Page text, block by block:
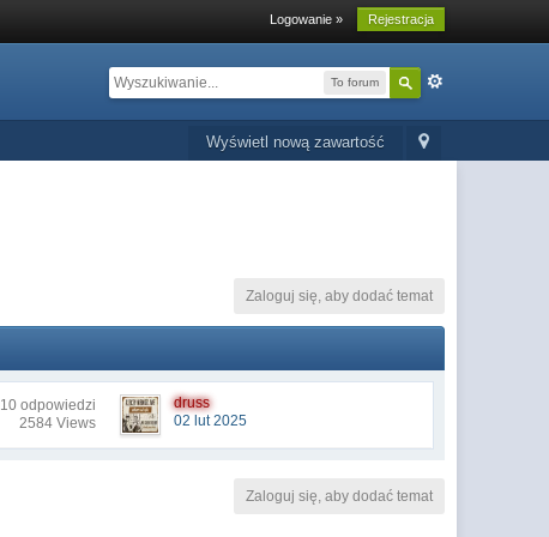
Logowanie » Rejestracja
To forum
Wyświetl nową zawartość
Zaloguj się, aby dodać temat
10 odpowiedzi
2584 Views
druss
02 lut 2025
Zaloguj się, aby dodać temat